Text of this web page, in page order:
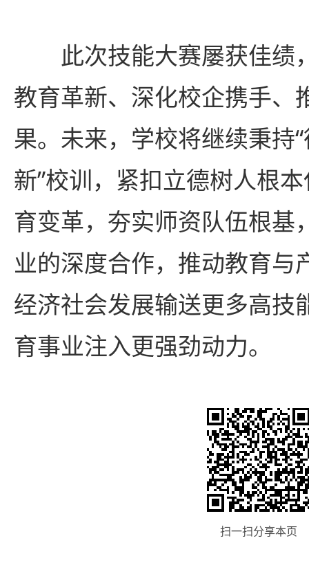
此次技能大赛屡获佳绩
教育革新、深化校企携手、
果。未来，学校将继续秉持
新”校训，紧扣立德树人根
育变革，夯实师资队伍根基
业的深度合作，推动教育与
经济社会发展输送更多高技
育事业注入更强劲动力。
扫一扫分享本页